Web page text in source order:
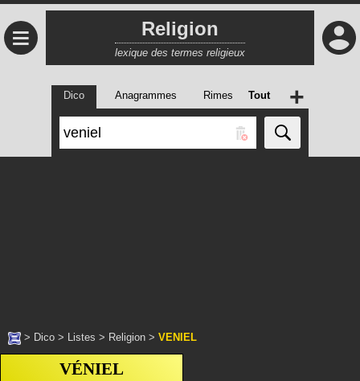
≡ Religion
lexique des termes religieux
Dico Anagrammes Rimes Tout +
> Dico > Listes > Religion > VENIEL
VÉNIEL